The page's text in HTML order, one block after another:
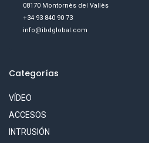
08170 Montornès del Vallès
+34 93 840 90 73
info@ibdglobal.com
Categorías
VÍDEO
ACCESOS
INTRUSIÓN